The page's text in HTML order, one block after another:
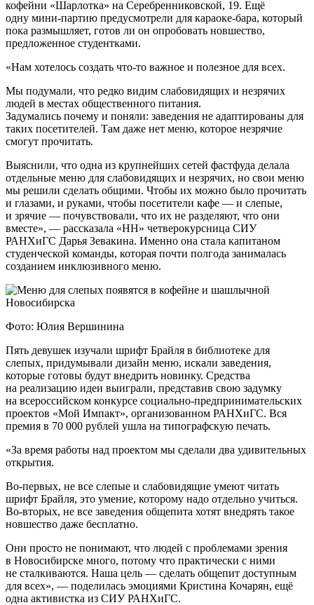
кофейни «Шарлотка» на Серебренниковской, 19. Ещё
одну мини-партию предусмотрели для караоке-бара, который
пока размышляет, готов ли он опробовать новшество,
предложенное студентками.
«Нам хотелось создать что-то важное и полезное для всех.
Мы подумали, что редко видим слабовидящих и незрячих
людей в местах общественного питания.
Задумались почему и поняли: заведения не адаптированы для
таких посетителей. Там даже нет меню, которое незрячие
смогут прочитать.
Выяснили, что одна из крупнейших сетей фастфуда делала
отдельные меню для слабовидящих и незрячих, но свои меню
мы решили сделать общими. Чтобы их можно было прочитать
и глазами, и руками, чтобы посетители кафе — и слепые,
и зрячие — почувствовали, что их не разделяют, что они
вместе», — рассказала «НН» четверокурсница СИУ
РАНХиГС Дарья Зевакина. Именно она стала капитаном
студенческой команды, которая почти полгода занималась
созданием инклюзивного меню.
Фото: Юлия Вершинина
Пять девушек изучали шрифт Брайля в библиотеке для
слепых, придумывали дизайн меню, искали заведения,
которые готовы будут внедрить новинку. Средства
на реализацию идеи выиграли, представив свою задумку
на всероссийском конкурсе социально-предпринимательских
проектов «Мой Импакт», организованном РАНХиГС. Вся
премия в 70 000 рублей ушла на типографскую печать.
«За время работы над проектом мы сделали два удивительных
открытия.
Во-первых, не все слепые и слабовидящие умеют читать
шрифт Брайля, это умение, которому надо отдельно учиться.
Во-вторых, не все заведения общепита хотят внедрять такое
новшество даже бесплатно.
Они просто не понимают, что людей с проблемами зрения
в Новосибирске много, потому что практически с ними
не сталкиваются. Наша цель — сделать общепит доступным
для всех», — поделилась эмоциями Кристина Кочарян, ещё
одна активистка из СИУ РАНХиГС.